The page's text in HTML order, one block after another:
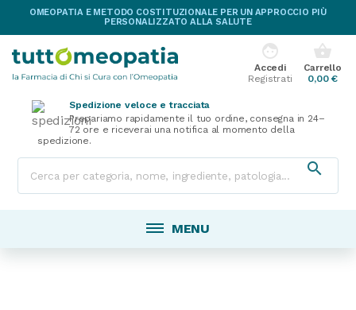
OMEOPATIA E METODO COSTITUZIONALE PER UN APPROCCIO PIÙ
PERSONALIZZATO ALLA SALUTE
shopping_basket
Carrello
0,00 €
face
Accedi
Registrati
Spedizione veloce e tracciata
Prepariamo rapidamente il tuo ordine, consegna in 24–
72 ore e riceverai una notifica al momento della
spedizione.

MENU